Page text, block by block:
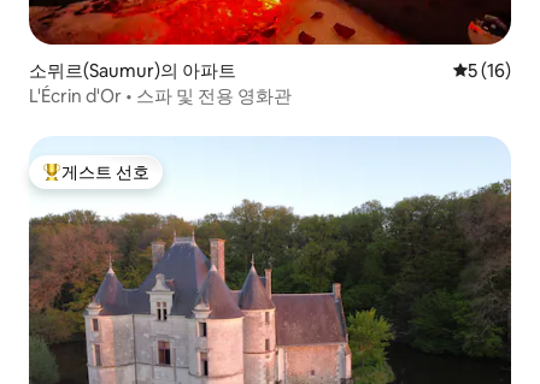
소뮈르(Saumur)의 아파트 평점 5점
5 (16)
L'Écrin d'Or • 스파 및 전용 영화관
상위 게스트 선호
게스트 선호